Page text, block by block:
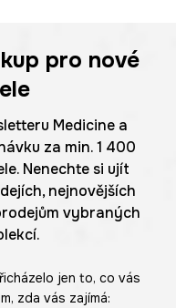
pro nové
Medicine a
za min. 1 400
Nenechte si ujít
nejnovějších
vybraných
jen to, co vás
zda vás zajímá: